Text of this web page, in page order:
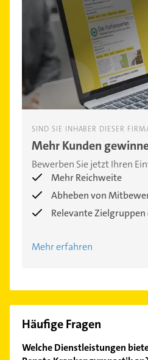
SIND SIE INHABER DIESER
Mehr Kunden
Bewerben Sie jetzt Ihren
Mehr Reichweite
Abheben von
Relevante
Mehr erfahren
Häufige Fragen
Welche Dienstleistungen